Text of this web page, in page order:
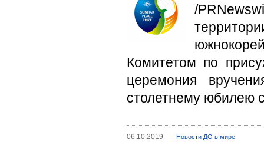
/
Комитетом по
церемония
столетнему юбилею
06.10.2019 Новости ДО в мире